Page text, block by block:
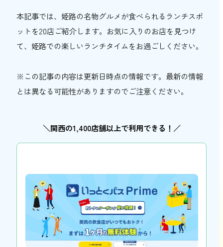
おすすめ
関西おでかけ手帖とは
本記事では、姫路の名物グルメが食べられるランチスポ
ットを20店ご紹介します。お気に入りのお店を見つけ
て、姫路での楽しいランチタイムをお過ごしください。
※この記事の内容は更新日時点の情報です。最新の情報
とは異なる可能性がありますのでご注意ください。
＼関西の1,400店舗以上で利用できる！／